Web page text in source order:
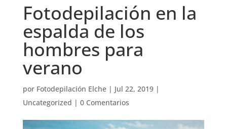
Fotodepilación en la
espalda de los
hombres para
verano
por Fotodepilación Elche| Jul 22, 2019|
Uncategorized | 0 Comentarios